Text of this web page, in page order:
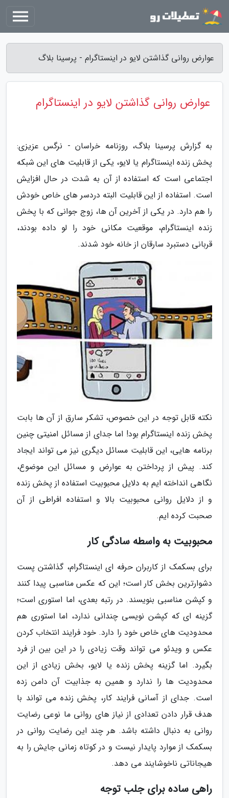
عوارض روانی گذاشتن لایو در اینستاگرام - پرسینا بلاگ
عوارض روانی گذاشتن لایو در اینستاگرام
به گزارش پرسینا بلاگ، روزنامه خراسان - نرگس عزیزی:
پخش زنده اینستاگرام یا لایو، یکی از قابلیت های این شبکه
اجتماعی است که استفاده از آن به شدت در حال افزایش
است. استفاده از این قابلیت البته دردسر های خاص خودش
را هم دارد. در یکی از آخرین آن ها، زوج جوانی که با پخش
زنده اینستاگرام، موقعیت مکانی خود را لو داده بودند،
قربانی دستبرد سارقان از خانه خود شدند.
نکته قابل توجه در این خصوص، تشکر سارق از آن ها بابت
پخش زنده اینستاگرام بود! اما جدای از مسائل امنیتی چنین
برنامه هایی، این قابلیت مسائل دیگری نیز می تواند ایجاد
کند. پیش از پرداختن به عوارض و مسائل این موضوع،
نگاهی انداخته ایم به دلایل محبوبیت استفاده از پخش زنده
و از دلایل روانی محبوبیت بالا و استفاده افراطی از آن
صحبت کرده ایم.
محبوبیت به واسطه سادگی کار
برای بسکمک از کاربران حرفه ای اینستاگرام، گذاشتن پست
دشوارترین بخش کار است؛ این که عکس مناسبی پیدا کنند
و کپشن مناسبی بنویسند. در رتبه بعدی، اما استوری است؛
گزینه ای که کپشن نویسی چندانی ندارد، اما استوری هم
محدودیت های خاص خود را دارد. خود فرایند انتخاب کردن
عکس و ویدئو می تواند وقت زیادی را در این بین از فرد
بگیرد. اما گزینه پخش زنده یا لایو، بخش زیادی از این
محدودیت ها را ندارد و همین به جذابیت آن دامن زده
است. جدای از آسانی فرایند کار، پخش زنده می تواند با
هدف قرار دادن تعدادی از نیاز های روانی ما نوعی رضایت
روانی به دنبال داشته باشد. هر چند این رضایت روانی در
بسکمک از موارد پایدار نیست و در کوتاه زمانی جایش را به
هیجاناتی ناخوشایند می دهد.
راهی ساده برای جلب توجه